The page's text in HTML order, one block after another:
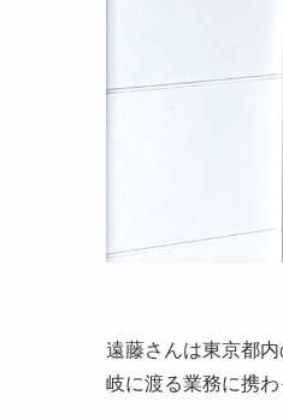
遠藤さんは東京都
岐に渡る業務に携